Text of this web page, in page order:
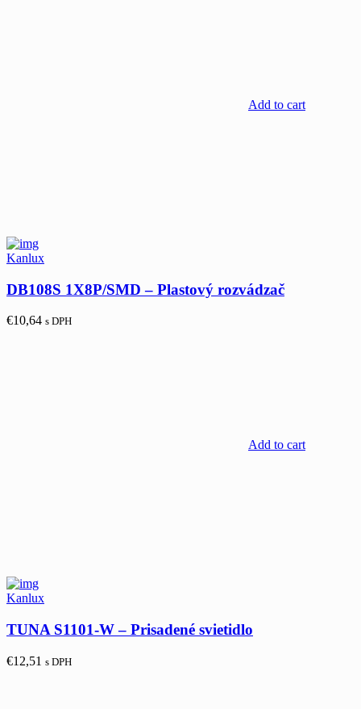
Add to cart
Kanlux
DB108S 1X8P/SMD – Plastový rozvádzač
€10,64 s DPH
Add to cart
Kanlux
TUNA S1101-W – Prisadené svietidlo
€12,51 s DPH